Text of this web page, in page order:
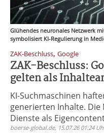
Glühendes neuronales Netzwerk
symbolisiert KI-Regulierung in
ZAK-Beschluss, Google
ZAK-Beschluss:
gelten als
KI-Suchmaschinen
generierten Inhalte. Die
Dienste als
boerse-global.de, 15.07.26 01:24